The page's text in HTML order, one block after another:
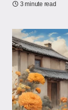
3 minute read